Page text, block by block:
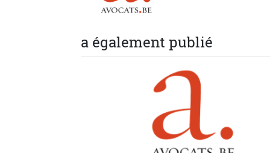
a également publié